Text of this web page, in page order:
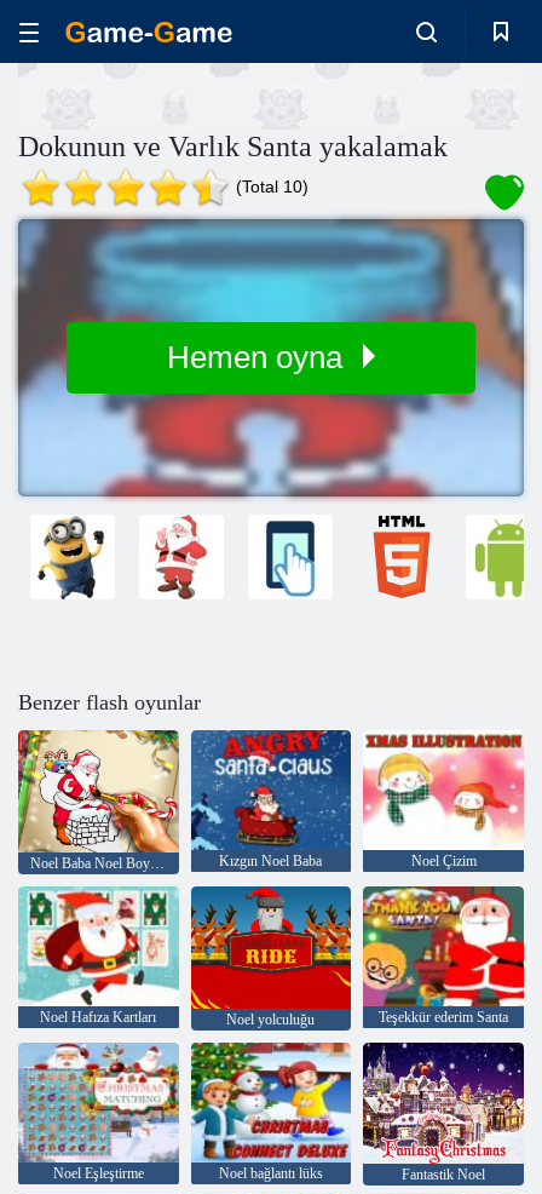
Dokunun ve Varlık Santa yakalamak
(Total 10)
Hemen oyna
Benzer flash oyunlar
Noel Baba Noel Boyama Kızgın Noel Baba Noel Çizim
Noel Hafıza Kartları Noel yolculuğu Teşekkür ederim Santa
Noel Eşleştirme Noel bağlantı lüks Fantastik Noel